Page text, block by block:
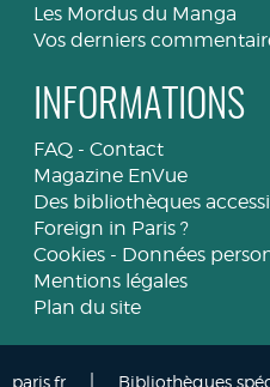
Les Mordus du Manga
Vos derniers
INFORMATIONS
FAQ - Contact
Magazine EnVue
Des bibliothèques
Foreign in Paris ?
Cookies - Données
Mentions légales
Plan du site
paris.fr Bibliothèques